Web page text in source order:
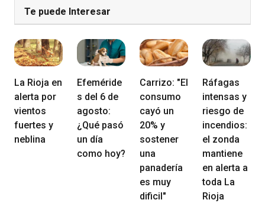
Te puede Interesar
La Rioja en
alerta por
vientos
fuertes y
neblina
Efeméride
s del 6 de
agosto:
¿Qué pasó
un día
como hoy?
Carrizo: "El
consumo
cayó un
20% y
sostener
una
panadería
es muy
dificil"
Ráfagas
intensas y
riesgo de
incendios:
el zonda
mantiene
en alerta a
toda La
Rioja